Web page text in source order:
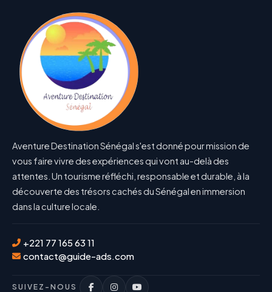
Aventure Destination Sénégal s'est donné pour mission de
vous faire vivre des expériences qui vont au-delà des
attentes. Un tourisme réfléchi, responsable et durable, à la
découverte des trésors cachés du Sénégal en immersion
dans la culture locale.
+221 77 165 63 11
contact@guide-ads.com
SUIVEZ-NOUS